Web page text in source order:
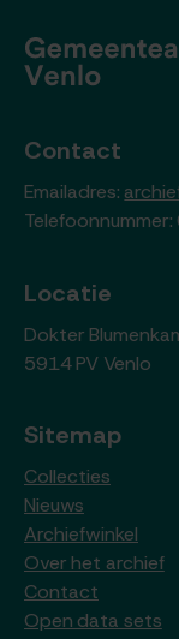
Contact
Emailadres:
Locatie
Dokter
5914 PV Venlo
Sitemap
Collecties
Nieuws
Archiefwinkel
Over het archief
Contact
Open data sets